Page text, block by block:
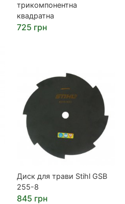
трикомпонентна
квадратна
725 грн
Диск для трави Stihl GSB
255-8
845 грн